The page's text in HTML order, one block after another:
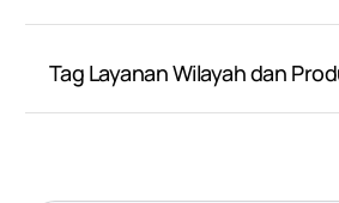
Tag Layanan Wilayah dan